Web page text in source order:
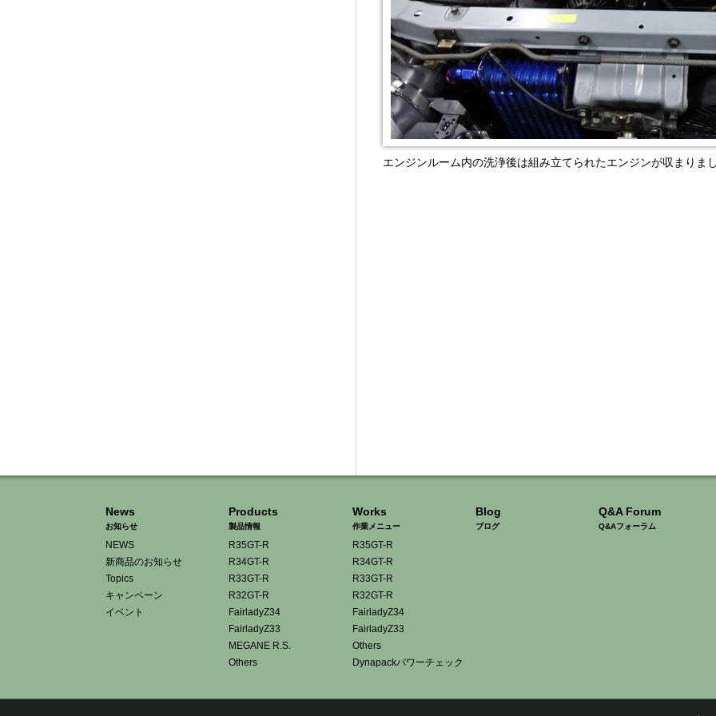
エンジンルーム内の洗浄後は組み立てられたエンジンが収まりま
News
お知らせ
NEWS
新商品のお知らせ
Topics
キャンペーン
イベント
Products
製品情報
R35GT-R
R34GT-R
R33GT-R
R32GT-R
FairladyZ34
FairladyZ33
MEGANE R.S.
Others
Works
作業メニュー
R35GT-R
R34GT-R
R33GT-R
R32GT-R
FairladyZ34
FairladyZ33
Others
Dynapackパワーチェック
Blog
ブログ
Q&A Forum
Q&Aフォーラム